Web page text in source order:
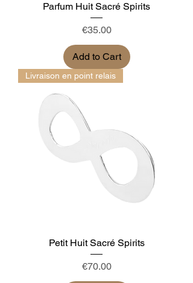
Parfum Huit Sacré Spirits
Price
€35.00
Add to Cart
Livraison en point relais
Petit Huit Sacré Spirits
Price
€70.00